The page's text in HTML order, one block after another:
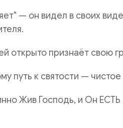
— он видел в своих
открыто признаёт свою
путь к святости —
Жив Господь, и Он